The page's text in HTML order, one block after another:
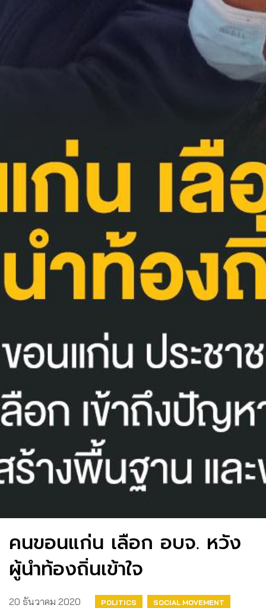
คนขอนแก่น เลือก อบจ. หวัง
ผู้นำท้องถิ่นเข้าใจ
20 ธันวาคม 2020 POLITICS SOCIAL MOVEMENT